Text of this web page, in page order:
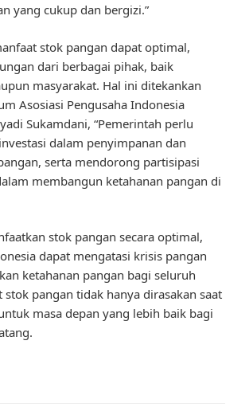
yang cukup dan bergizi.”
stok pangan dapat optimal,
dari berbagai pihak, baik
masyarakat. Hal ini ditekankan
Asosiasi Pengusaha Indonesia
Sukamdani, “Pemerintah perlu
dalam penyimpanan dan
serta mendorong partisipasi
membangun ketahanan pangan di
stok pangan secara optimal,
dapat mengatasi krisis pangan
ketahanan pangan bagi seluruh
stok pangan tidak hanya dirasakan saat
masa depan yang lebih baik bagi